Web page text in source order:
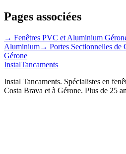
Pages associées
→ Fenêtres PVC et Aluminium
Aluminium→ Portes Sectionnelles de
Gérone
InstalTancaments
Instal Tancaments. Spécialistes en
Costa Brava et à Gérone. Plus de 25